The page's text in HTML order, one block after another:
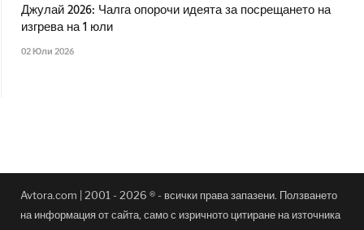
Джулай 2026: Чалга опорочи идеята за посрещането на
изгрева на 1 юли
02 Юли 2026
Avtora.com | 2001 - 2026 ® - всички права запазени. Ползването
на информация от сайта, само с изричното цитиране на източника